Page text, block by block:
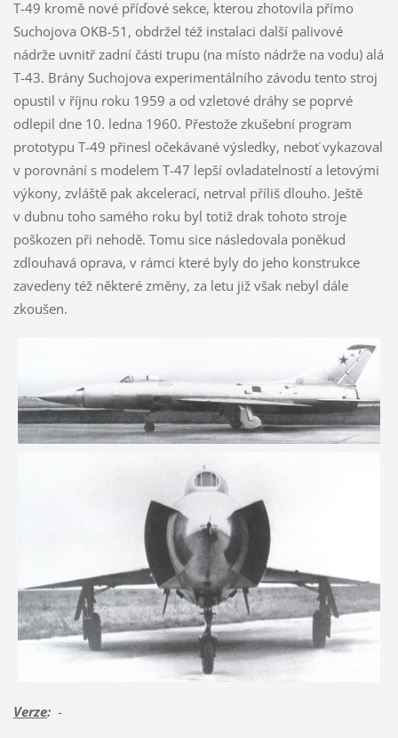
T-49 kromě nové příďové sekce, kterou zhotovila přímo
Suchojova OKB-51, obdržel též instalaci další palivové
nádrže uvnitř zadní části trupu (na místo nádrže na vodu) alá
T-43. Brány Suchojova experimentálního závodu tento stroj
opustil v říjnu roku 1959 a od vzletové dráhy se poprvé
odlepil dne 10. ledna 1960. Přestože zkušební program
prototypu T-49 přinesl očekávané výsledky, neboť vykazoval
v porovnání s modelem T-47 lepší ovladatelností a letovými
výkony, zvláště pak akcelerací, netrval příliš dlouho. Ještě
v dubnu toho samého roku byl totiž drak tohoto stroje
poškozen při nehodě. Tomu sice následovala poněkud
zdlouhavá oprava, v rámci které byly do jeho konstrukce
zavedeny též některé změny, za letu již však nebyl dále
zkoušen.
Verze:-